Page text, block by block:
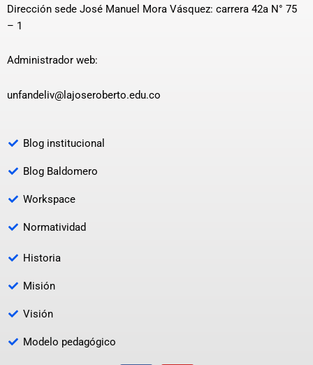
Dirección sede José Manuel Mora Vásquez: carrera 42a N° 75
– 1
Administrador web:
unfandeliv@lajoseroberto.edu.co
Blog institucional
Blog Baldomero
Workspace
Normatividad
Historia
Misión
Visión
Modelo pedagógico